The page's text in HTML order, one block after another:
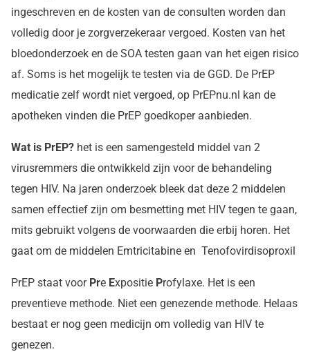
ingeschreven en de kosten van de consulten worden dan
volledig door je zorgverzekeraar vergoed. Kosten van het
bloedonderzoek en de SOA testen gaan van het eigen risico
af. Soms is het mogelijk te testen via de GGD. De PrEP
medicatie zelf wordt niet vergoed, op PrEPnu.nl kan de
apotheken vinden die PrEP goedkoper aanbieden.
Wat is PrEP? het is een samengesteld middel van 2
virusremmers die ontwikkeld zijn voor de behandeling
tegen HIV. Na jaren onderzoek bleek dat deze 2 middelen
samen effectief zijn om besmetting met HIV tegen te gaan,
mits gebruikt volgens de voorwaarden die erbij horen. Het
gaat om de middelen Emtricitabine en Tenofovirdisoproxil
PrEP staat voor Pre Expositie Profylaxe. Het is een
preventieve methode. Niet een genezende methode. Helaas
bestaat er nog geen medicijn om volledig van HIV te
genezen.